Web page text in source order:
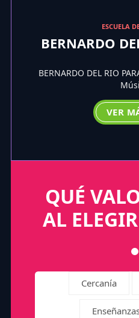
ESCUELA
BERNARDO
BERNARDO DEL RIO
VER
QUÉ
AL
Cercanía